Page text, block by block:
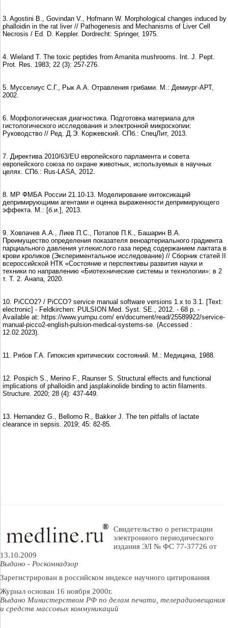
3. Agostini B., Govindan V., Hofmann W. Morphological changes induced by
phalloidin in the rat liver // Pathogenesis and Mechanisms of Liver Cell
Necrosis / Ed. D. Keppler. Dordrecht: Springer, 1975.
4. Wieland T. The toxic peptides from Amanita mushrooms. Int. J. Pept.
Prot. Res. 1983; 22 (3): 257-276.
5. Мусселиус С.Г., Рык А.А. Отравления грибами. М.: Демиург-АРТ,
2002.
6. Морфологическая диагностика. Подготовка материала для
гистологического исследования и электронной микроскопии:
Руководство // Ред. Д.Э. Коржевский. СПб.: СпецЛит, 2013.
7. Директива 2010/63/EU европейского парламента и совета
европейского союза по охране животных, используемых в научных
целях. СПб.: Rus-LASA, 2012.
8. МР ФМБА России 21.10-13. Моделирование интоксикаций
депримирующими агентами и оценка выраженности депримирующего
эффекта. М.: [б.и.], 2013.
9. Ховпачев А.А., Лиев П.С., Потапов П.К., Башарин В.А.
Преимущество определения показателя веноартериального градиента
парциального давления углекислого газа перед содержанием лактата в
крови кроликов (Экспериментальное исследование) // Сборник статей II
всероссийской НТК «Состояние и перспективы развития науки и
техники по направлению «Биотехнические системы и технологии»: в 2
т. Т. 2. Анапа, 2020.
10. PiCCO2? / PiCCO? service manual software versions 1.x to 3.1. [Text:
electronic] - Feldkirchen: PULSION Med. Syst. SE., 2012. - 68 р. -
Available at: https://www.yumpu.com/ en/document/read/25589922/service-
manual-picco2-english-pulsion-medical-systems-se. (Accessed :
12.02.2023).
11. Рябов Г.А. Гипоксия критических состояний. М.: Медицина, 1988.
12. Pospich S., Merino F., Raunser S. Structural effects and functional
implications of phalloidin and jasplakinolide binding to actin filaments.
Structure. 2020; 28 (4): 437-449.
13. Hernandez G., Bellomo R., Bakker J. The ten pitfalls of lactate
clearance in sepsis. 2019; 45: 82-85.
Свидетельство о регистрации
электронного периодического
издания ЭЛ № ФС 77-37726 от
13.10.2009
Выдано - Роскомнадзор
Зарегистрирован в российском индексе научного цитирования
Журнал основан 16 ноября 2000г.
Выдано Министерством РФ по делам печати, телерадиовещания
и средств массовых коммуникаций